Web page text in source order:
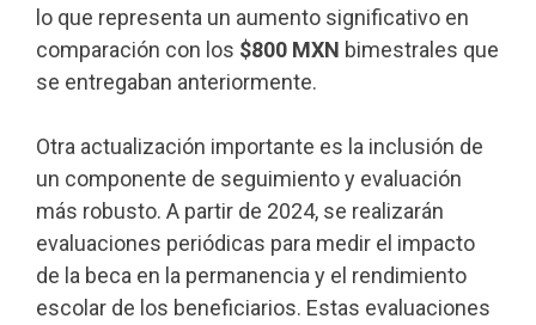
lo que representa un aumento significativo en
comparación con los $800 MXN bimestrales que
se entregaban anteriormente.
Otra actualización importante es la inclusión de
un componente de seguimiento y evaluación
más robusto. A partir de 2024, se realizarán
evaluaciones periódicas para medir el impacto
de la beca en la permanencia y el rendimiento
escolar de los beneficiarios. Estas evaluaciones